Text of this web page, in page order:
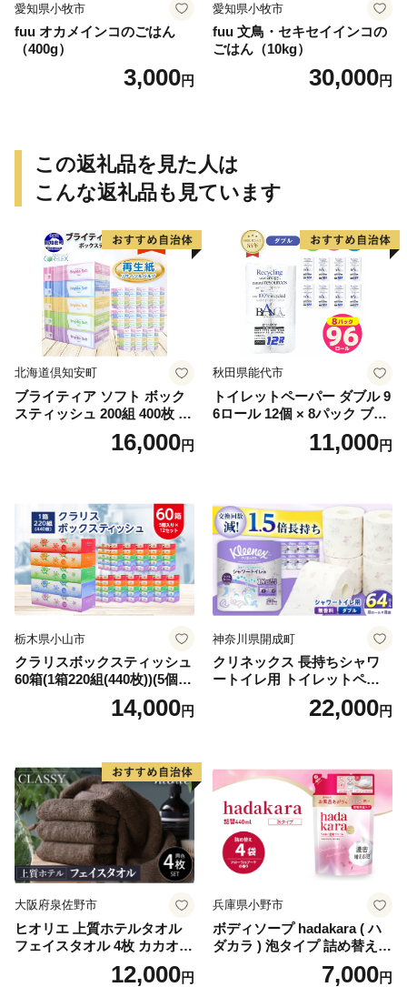
愛知県小牧市
fuu オカメインコのごはん
（400g）
3,000円
愛知県小牧市
fuu 文鳥・セキセイインコの
ごはん（10kg）
30,000円
この返礼品を見た人は
こんな返礼品も見ています
北海道倶知安町
ブライティア ソフト ボック
スティッシュ 200組 400枚 60
箱 日本製 まとめ買い ティッ
シュ リサイクル 長持 防災 常
倶知安町 日用品
16,000円
秋田県能代市
トイレットペーパー ダブル 9
6ロール 12個 × 8パック ブラ
ンカ 再生紙 100％ 芯あり 日
用品 消耗品 無香料 生活用品
11,000円
栃木県小山市
クラリスボックスティッシュ
60箱(1箱220組(440枚))(5個入
り×12セット)【1256759】
14,000円
神奈川県開成町
クリネックス 長持ちシャワ
ートイレ用 トイレットペー
パー（ダブル）64ロール(8ロ
ール×8パック) 開成町 トイレ
蓄 防災 エコ 消耗品 生活雑貨
生活用品 無香料 トイレット
ペーパー ダブル といれっと
ぺーぱー トイレ クレシア ト
イレットペーパー [BDBH002
-1]
22,000円
大阪府泉佐野市
ヒオリエ 上質ホテルタオル
フェイスタオル 4枚 カカオ
【タオル 泉州タオル 吸水 普
段使い 無地 シンプル 日用品
12,000円
兵庫県小野市
ボディソープ hadakara ( ハ
ダカラ ) 泡タイプ 詰め替え 4
40ml×4袋 ボディーソープ 泡
ボディソープ 泡 日用品 消耗
7,000円